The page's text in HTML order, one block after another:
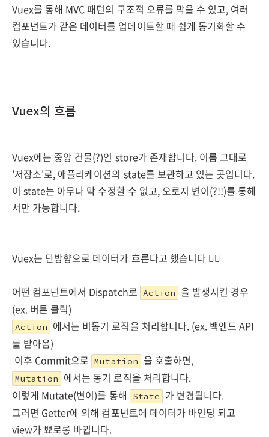
Vuex를 통해 MVC 패턴의 구조적 오류를 막을 수 있고, 여러
컴포넌트가 같은 데이터를 업데이트할 때 쉽게 동기화할 수
있습니다.
Vuex의 흐름
Vuex에는 중앙 건물(?)인 store가 존재합니다. 이름 그대로
'저장소'로, 애플리케이션의 state를 보관하고 있는 곳입니다.
이 state는 아무나 막 수정할 수 없고, 오로지 변이(?!!)를 통해
서만 가능합니다.
Vuex는 단방향으로 데이터가 흐른다고 했습니다 🏊‍♀️
어떤 컴포넌트에서 Dispatch로 Action 을 발생시킨 경우
(ex. 버튼 클릭)
Action
에서는 비동기 로직을 처리합니다. (ex. 백엔드 API
를 받아옴)
이후 Commit으로 Mutation 을 호출하면,
Mutation
에서는 동기 로직을 처리합니다.
이렇게 Mutate(변이)를 통해
State
가 변경됩니다.
그러면 Getter에 의해 컴포넌트에 데이터가 바인딩 되고
view가 뾰로롱 바뀝니다.